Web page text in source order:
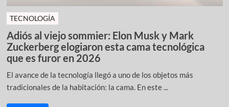
TECNOLOGÍA
Adiós al viejo sommier: Elon Musk y Mark
Zuckerberg elogiaron esta cama tecnológica
que es furor en 2026
El avance de la tecnología llegó a uno de los objetos más
tradicionales de la habitación: la cama. En este ...